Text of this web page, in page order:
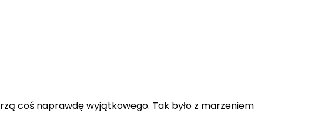
coś naprawdę wyjątkowego. Tak było z marzeniem